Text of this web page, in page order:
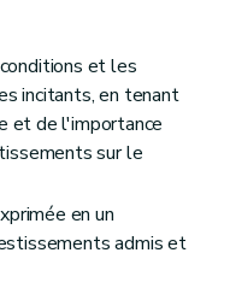
et les
incitants, en tenant
et de l'importance
sur le
en un
admis et